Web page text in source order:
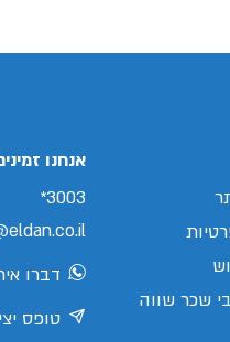
שכר שווה
אנחנו
3003*
דברו
טופס